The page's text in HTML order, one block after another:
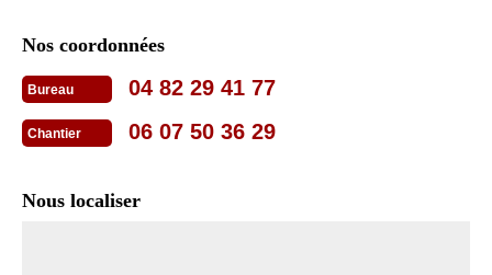
Nos coordonnées
Bureau 04 82 29 41 77
Chantier 06 07 50 36 29
Nous localiser